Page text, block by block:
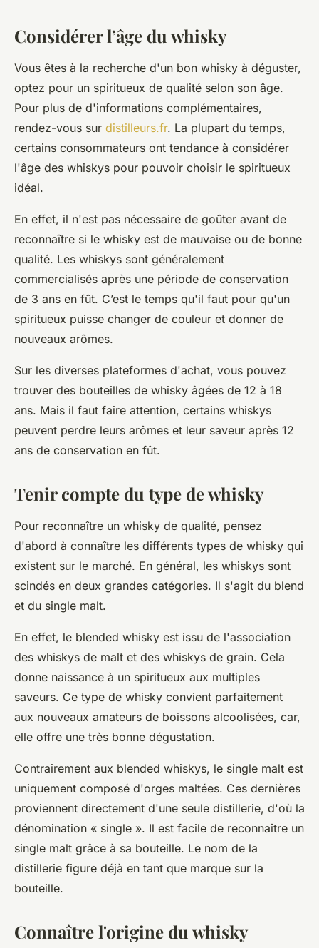
Considérer l’âge du whisky
Vous êtes à la recherche d'un bon whisky à déguster,
optez pour un spiritueux de qualité selon son âge.
Pour plus de d'informations complémentaires,
rendez-vous sur distilleurs.fr. La plupart du temps,
certains consommateurs ont tendance à considérer
l'âge des whiskys pour pouvoir choisir le spiritueux
idéal.
En effet, il n'est pas nécessaire de goûter avant de
reconnaître si le whisky est de mauvaise ou de bonne
qualité. Les whiskys sont généralement
commercialisés après une période de conservation
de 3 ans en fût. C’est le temps qu'il faut pour qu'un
spiritueux puisse changer de couleur et donner de
nouveaux arômes.
Sur les diverses plateformes d'achat, vous pouvez
trouver des bouteilles de whisky âgées de 12 à 18
ans. Mais il faut faire attention, certains whiskys
peuvent perdre leurs arômes et leur saveur après 12
ans de conservation en fût.
Tenir compte du type de whisky
Pour reconnaître un whisky de qualité, pensez
d'abord à connaître les différents types de whisky qui
existent sur le marché. En général, les whiskys sont
scindés en deux grandes catégories. Il s'agit du blend
et du single malt.
En effet, le blended whisky est issu de l'association
des whiskys de malt et des whiskys de grain. Cela
donne naissance à un spiritueux aux multiples
saveurs. Ce type de whisky convient parfaitement
aux nouveaux amateurs de boissons alcoolisées, car,
elle offre une très bonne dégustation.
Contrairement aux blended whiskys, le single malt est
uniquement composé d'orges maltées. Ces dernières
proviennent directement d'une seule distillerie, d'où la
dénomination « single ». Il est facile de reconnaître un
single malt grâce à sa bouteille. Le nom de la
distillerie figure déjà en tant que marque sur la
bouteille.
Connaître l'origine du whisky